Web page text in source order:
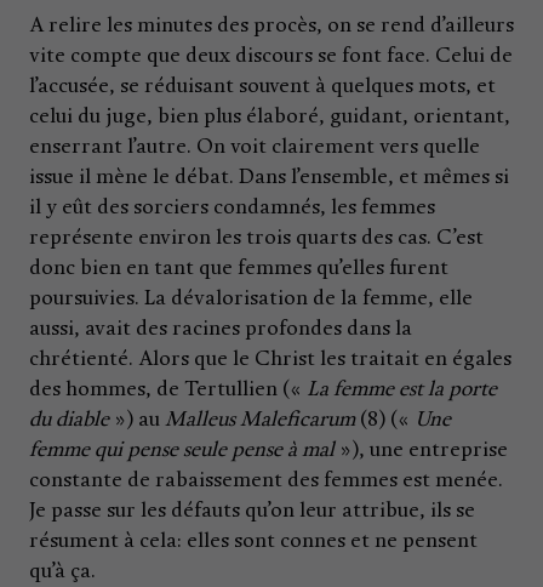
A relire les minutes des procès, on se rend d’ailleurs
vite compte que deux discours se font face. Celui de
l’accusée, se réduisant souvent à quelques mots, et
celui du juge, bien plus élaboré, guidant, orientant,
enserrant l’autre. On voit clairement vers quelle
issue il mène le débat. Dans l’ensemble, et mêmes si
il y eût des sorciers condamnés, les femmes
représente environ les trois quarts des cas. C’est
donc bien en tant que femmes qu’elles furent
poursuivies. La dévalorisation de la femme, elle
aussi, avait des racines profondes dans la
chrétienté. Alors que le Christ les traitait en égales
des hommes, de Tertullien (« La femme est la porte
du diable») au Malleus Maleficarum (8) (« Une
femme qui pense seule pense à mal»), une entreprise
constante de rabaissement des femmes est menée.
Je passe sur les défauts qu’on leur attribue, ils se
résument à cela: elles sont connes et ne pensent
qu’à ça.